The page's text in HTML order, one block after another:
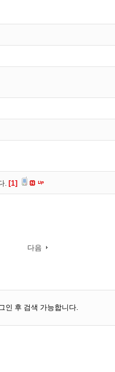
. [1]
다음
인 후 검색 가능합니다.